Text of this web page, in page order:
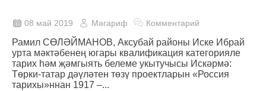
08 май 2019 Мәгариф Комментарий
Рамил СӨЛӘЙМАНОВ, Аксубай районы Иске Ибрай
урта мәктәбенең югары квалификация категорияле
тарих һәм җәмгыять белеме укытучысы Искәрмә:
Төрки-татар дәүләтен төзү проектларын «Россия
тарихы»ннан 1917 –...